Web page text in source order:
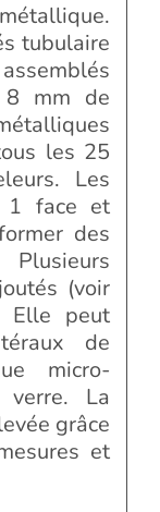
tubulaire
mm de
les 25
Les
1 face et
des
(voir
Elle peut
de
micro-
La
grâce
et